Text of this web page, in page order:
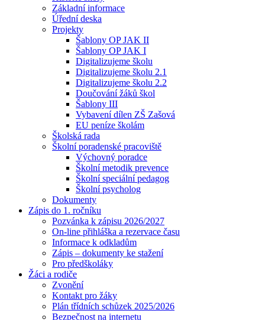
Základní informace
Úřední deska
Projekty
Šablony OP JAK II
Šablony OP JAK I
Digitalizujeme školu
Digitalizujeme školu 2.1
Digitalizujeme školu 2.2
Doučování žáků škol
Šablony III
Vybavení dílen ZŠ Zašová
EU peníze školám
Školská rada
Školní poradenské pracoviště
Výchovný poradce
Školní metodik prevence
Školní speciální pedagog
Školní psycholog
Dokumenty
Zápis do 1. ročníku
Pozvánka k zápisu 2026/2027
On-line přihláška a rezervace času
Informace k odkladům
Zápis – dokumenty ke stažení
Pro předškoláky
Žáci a rodiče
Zvonění
Kontakt pro žáky
Plán třídních schůzek 2025/2026
Bezpečnost na internetu